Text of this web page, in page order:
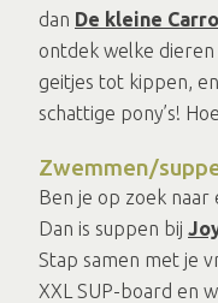
dan De kleine
ontdek welke dieren
geitjes tot kippen,
schattige pony’s!
Zwemmen/
Ben je op zoek
Dan is suppen bij
Stap samen met je
XXL SUP-board en